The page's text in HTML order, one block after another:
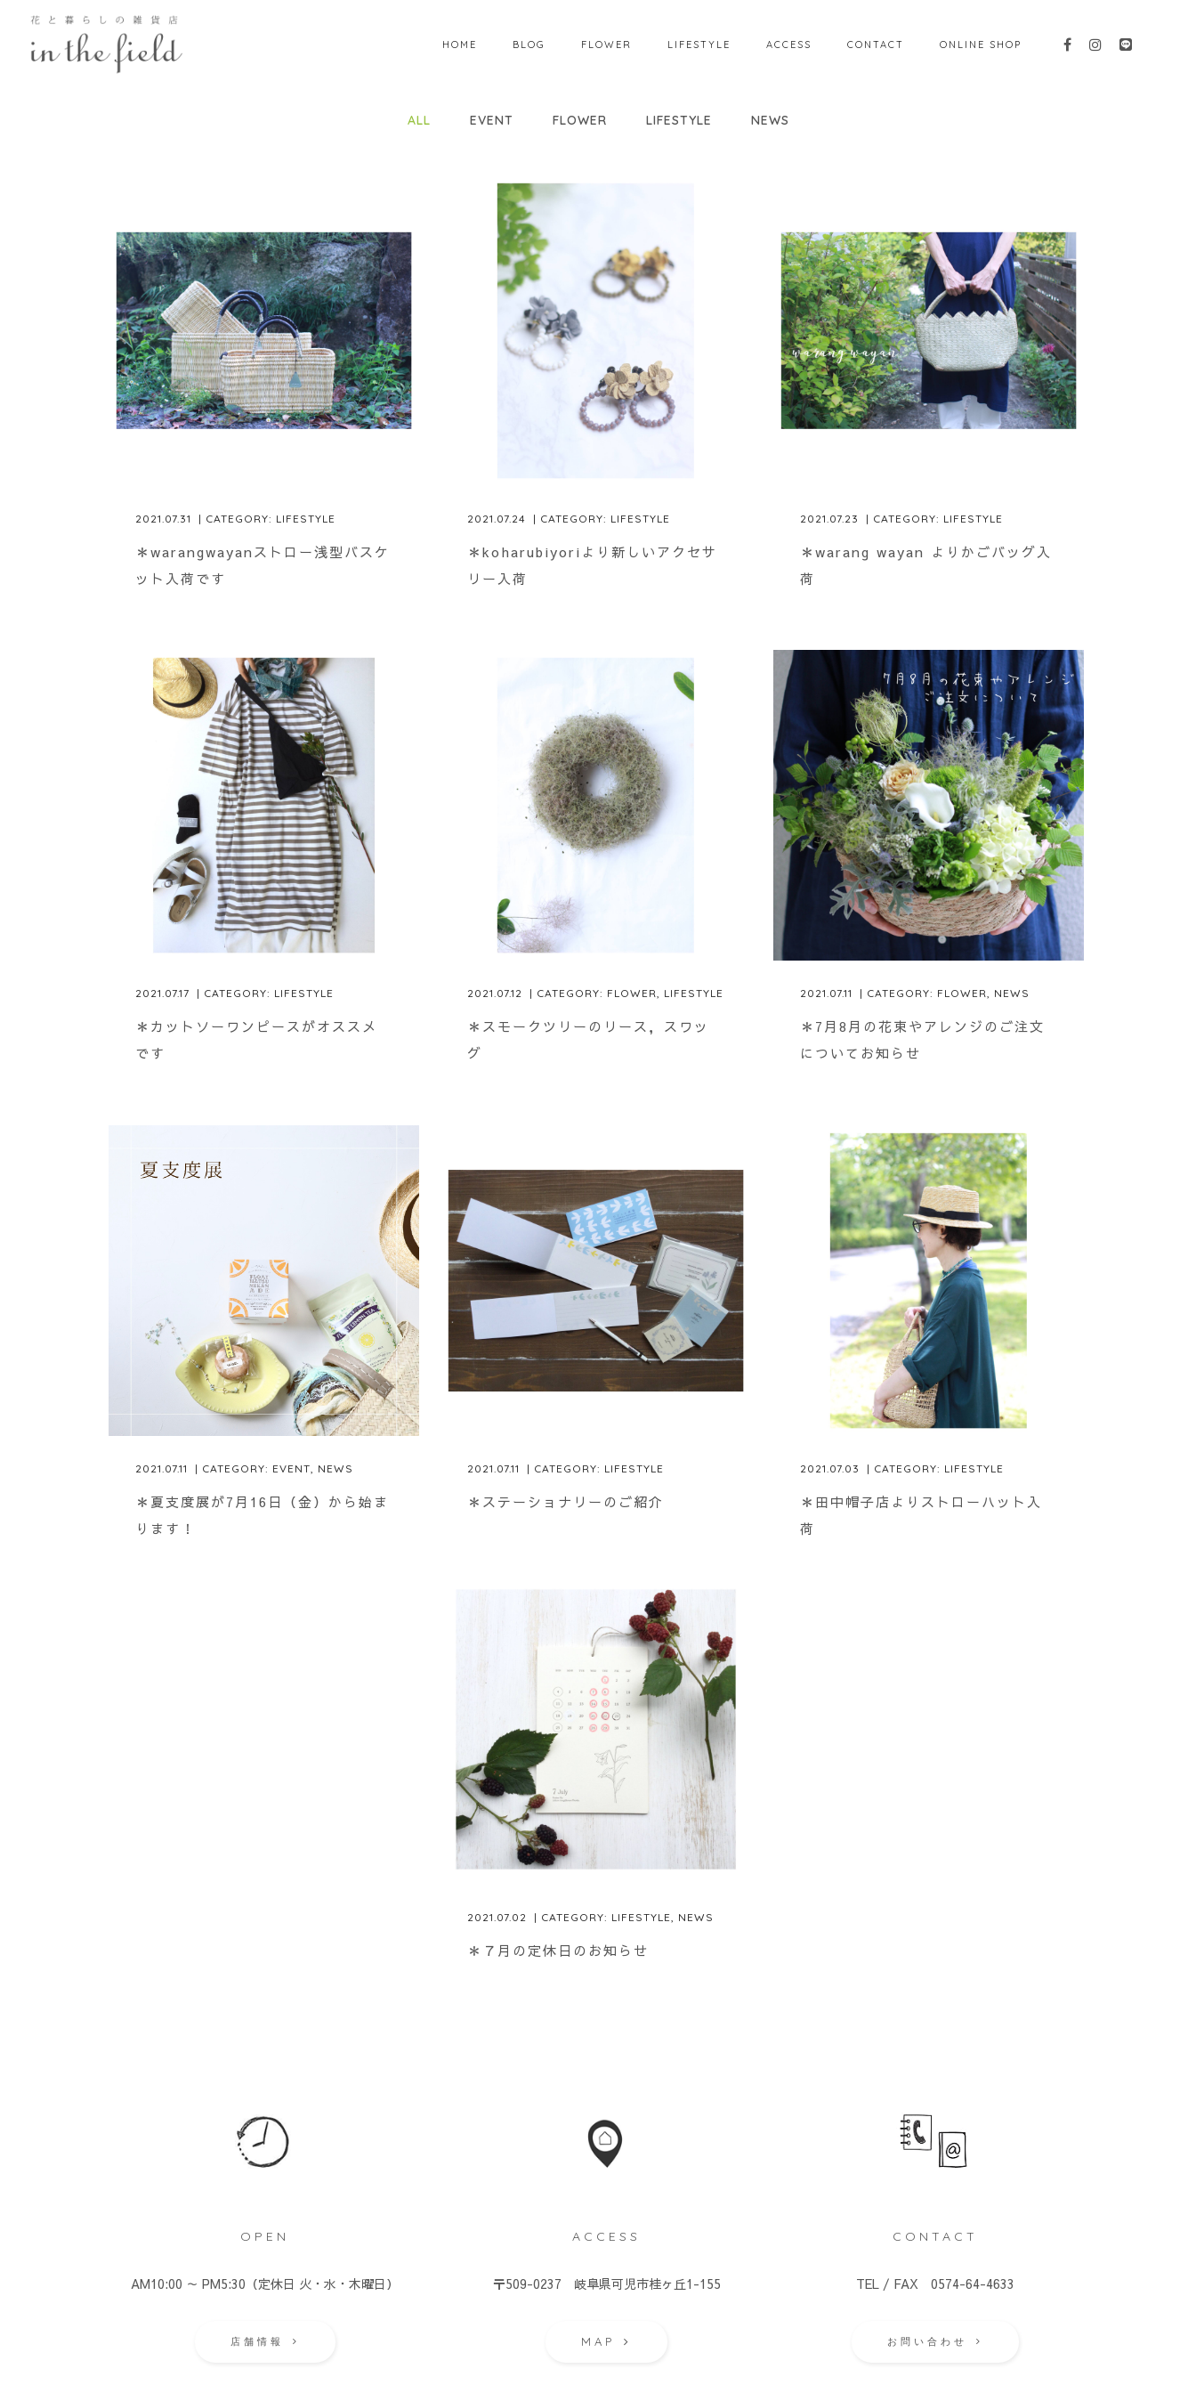
HOME BLOG FLOWER LIFESTYLE ACCESS CONTACT ONLINE SHOP
ALL EVENT FLOWER LIFESTYLE NEWS
2021.07.31 | CATEGORY: LIFESTYLE
＊warangwayanストロー浅型バスケ
ット入荷です
2021.07.24 | CATEGORY: LIFESTYLE
＊koharubiyoriより新しいアクセサ
リー入荷
2021.07.23 | CATEGORY: LIFESTYLE
＊warang wayan よりかごバッグ入
荷
2021.07.17 | CATEGORY: LIFESTYLE
＊カットソーワンピースがオススメ
です
2021.07.12 | CATEGORY: FLOWER LIFESTYLE
＊スモークツリーのリース，スワッ
グ
2021.07.11 | CATEGORY: FLOWER NEWS
＊7月8月の花束やアレンジのご注文
についてお知らせ
2021.07.11 | CATEGORY: EVENT NEWS
＊夏支度展が7月16日（金）から始ま
ります！
2021.07.11 | CATEGORY: LIFESTYLE
＊ステーショナリーのご紹介
2021.07.03 | CATEGORY: LIFESTYLE
＊田中帽子店よりストローハット入
荷
2021.07.02 | CATEGORY: LIFESTYLE NEWS
＊７月の定休日のお知らせ
OPEN
AM10:00 ～ PM5:30（定休日 火・水・木曜日）
店舗情報
ACCESS
〒509-0237 岐阜県可児市桂ヶ丘1-155
MAP
CONTACT
TEL / FAX 0574-64-4633
お問い合わせ